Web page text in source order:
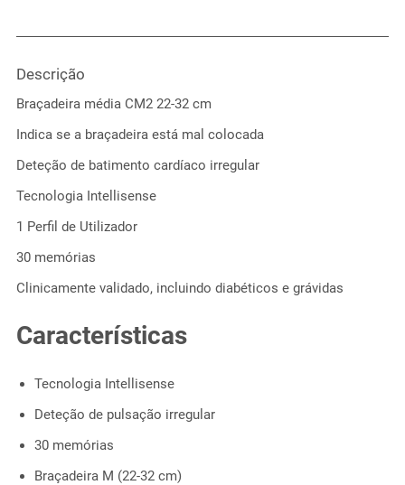
Descrição
Braçadeira média CM2 22-32 cm
Indica se a braçadeira está mal colocada
Deteção de batimento cardíaco irregular
Tecnologia Intellisense
1 Perfil de Utilizador
30 memórias
Clinicamente validado, incluindo diabéticos e grávidas
Características
Tecnologia Intellisense
Deteção de pulsação irregular
30 memórias
Braçadeira M (22-32 cm)